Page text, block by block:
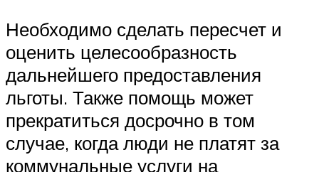
Необходимо сделать пересчет и
оценить целесообразность
дальнейшего предоставления
льготы. Также помощь может
прекратиться досрочно в том
случае, когда люди не платят за
коммунальные услуги на